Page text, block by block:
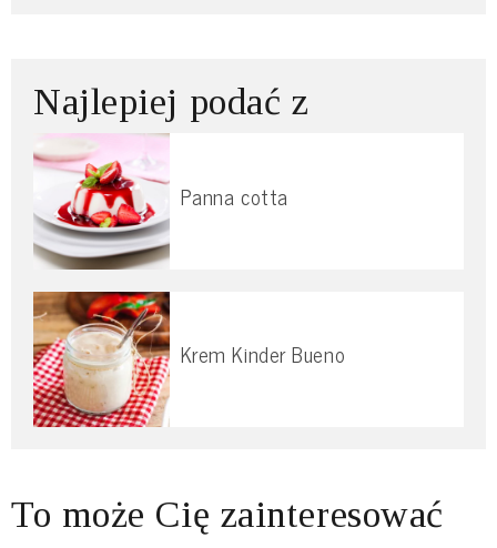
Najlepiej podać z
Panna cotta
Krem Kinder Bueno
To może Cię zainteresować